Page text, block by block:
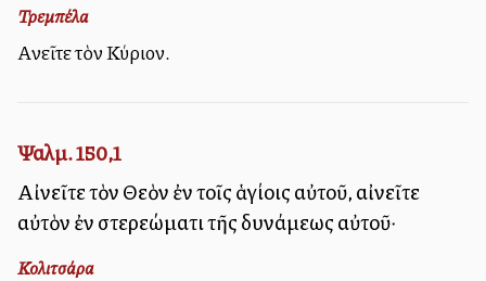
Τρεμπέλα
Αἰνεῖτε τὸν Κύριον.
Ψαλμ. 150,1
Αἰνεῖτε τὸν Θεὸν ἐν τοῖς ἁγίοις αὐτοῦ, αἰνεῖτε
αὐτὸν ἐν στερεώματι τῆς δυνάμεως αὐτοῦ·
Κολιτσάρα